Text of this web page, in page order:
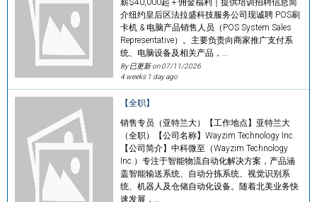
介纽约皇后区法拉盛科技服务公司现诚聘 POS刷
卡机 & 电脑产品销售人员（POS System Sales
Representative）。主要负责向商家推广支付系
统、电脑设备及相关产品，…
By 已更新 on07/11/2026
4 weeks 1 day ago
【全职】
销售专员（亚特兰大）【工作地点】亚特兰大
（全职）【公司名称】Wayzim Technology Inc.
【公司简介】中科微至（Wayzim Technology
Inc.）专注于智能物流自动化解决方案，产品涵
盖智能输送系统、自动分拣系统、视觉识别系
统、机器人及仓储自动化设备。随着北美业务快
速发展，…